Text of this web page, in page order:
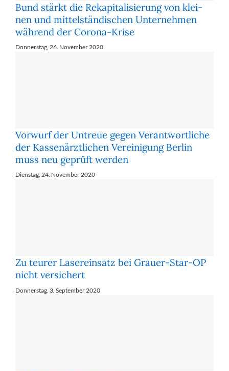
Bund stärkt die Re­ka­pi­ta­li­sie­rung von klei­
nen und mit­tel­stän­di­schen Un­ter­neh­men
wäh­rend der Co­ro­na-Kri­se
Donnerstag, 26. November 2020
Vorwurf der Untreue gegen Verantwortliche
der Kassenärztlichen Vereinigung Berlin
muss neu geprüft werden
Dienstag, 24. November 2020
Zu teurer Lasereinsatz bei Grauer-Star-OP
nicht versichert
Donnerstag, 3. September 2020